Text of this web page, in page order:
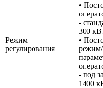
Режим
регулирования
•
-
300
•
режим/
- под
1400